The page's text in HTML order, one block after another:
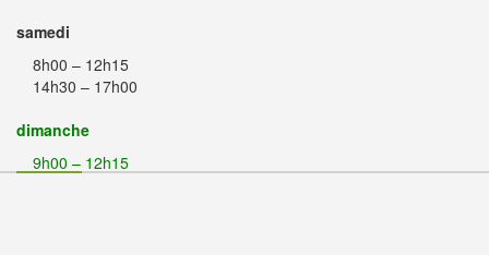
samedi
8h00 – 12h15
14h30 – 17h00
dimanche
9h00 – 12h15